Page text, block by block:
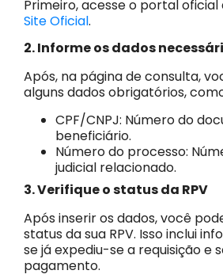
Primeiro, acesse o portal oficial
Site Oficial.
2. Informe os dados
Após, na página de consulta,
alguns dados obrigatórios,
CPF/CNPJ: Número do
beneficiário.
Número do processo:
judicial relacionado.
3. Verifique o status da RPV
Após inserir os dados, você
status da sua RPV. Isso inclui
se já expediu-se a requisição e
pagamento.